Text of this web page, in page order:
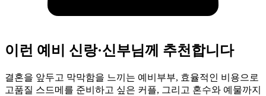
이런 예비 신랑·신부님께 추천합니다
결혼을 앞두고 막막함을 느끼는 예비부부, 효율적인 비용으로
고품질 스드메를 준비하고 싶은 커플, 그리고 혼수와 예물까지